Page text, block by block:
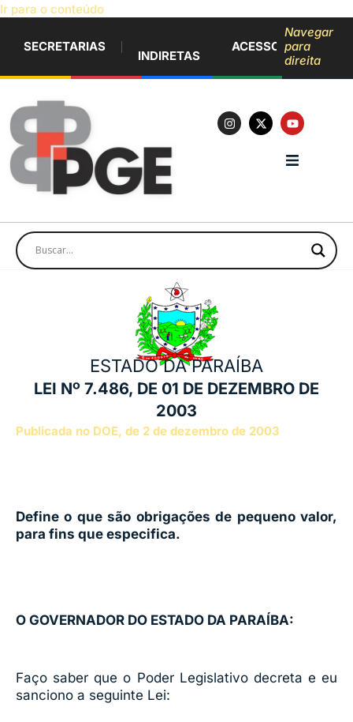
Ir para o conteúdo
SECRETARIAS
INDIRETAS
ACESSO À
Navegar
para
direita
ESTADO DA PARAÍBA
LEI Nº 7.486, DE 01 DE DEZEMBRO DE
2003
Publicada no DOE, de 2 de dezembro de 2003
Define o que são obrigações de pequeno valor,
para fins que especifica.
O GOVERNADOR DO ESTADO DA PARAÍBA:
Faço saber que o Poder Legislativo decreta e eu
sanciono a seguinte Lei: